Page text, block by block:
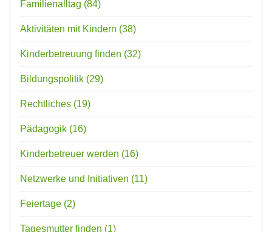
Familienalltag (84)
Aktivitäten mit Kindern (38)
Kinderbetreuung finden (32)
Bildungspolitik (29)
Rechtliches (19)
Pädagogik (16)
Kinderbetreuer werden (16)
Netzwerke und Initiativen (11)
Feiertage (2)
Tagesmutter finden (1)